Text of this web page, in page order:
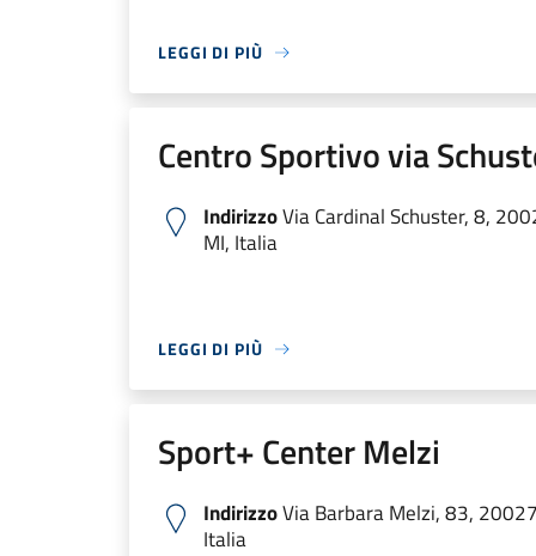
LEGGI DI PIÙ
Centro Sportivo via
IndirizzoVia Cardinal Schuster, 8,
MI, Italia
LEGGI DI PIÙ
Sport+ Center Melzi
IndirizzoVia Barbara Melzi, 83,
Italia